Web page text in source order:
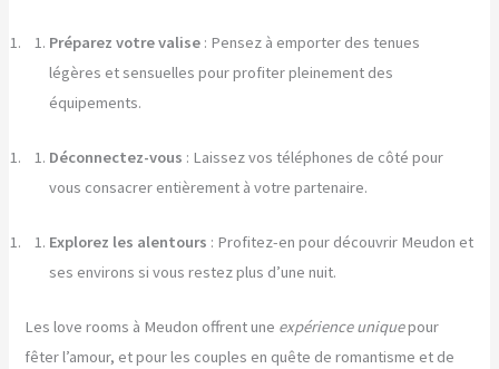
Préparez votre valise : Pensez à emporter des tenues
légères et sensuelles pour profiter pleinement des
équipements.
Déconnectez-vous : Laissez vos téléphones de côté pour
vous consacrer entièrement à votre partenaire.
Explorez les alentours : Profitez-en pour découvrir Meudon et
ses environs si vous restez plus d’une nuit.
Les love rooms à Meudon offrent une expérience uniquepour
fêter l’amour, et pour les couples en quête de romantisme et de